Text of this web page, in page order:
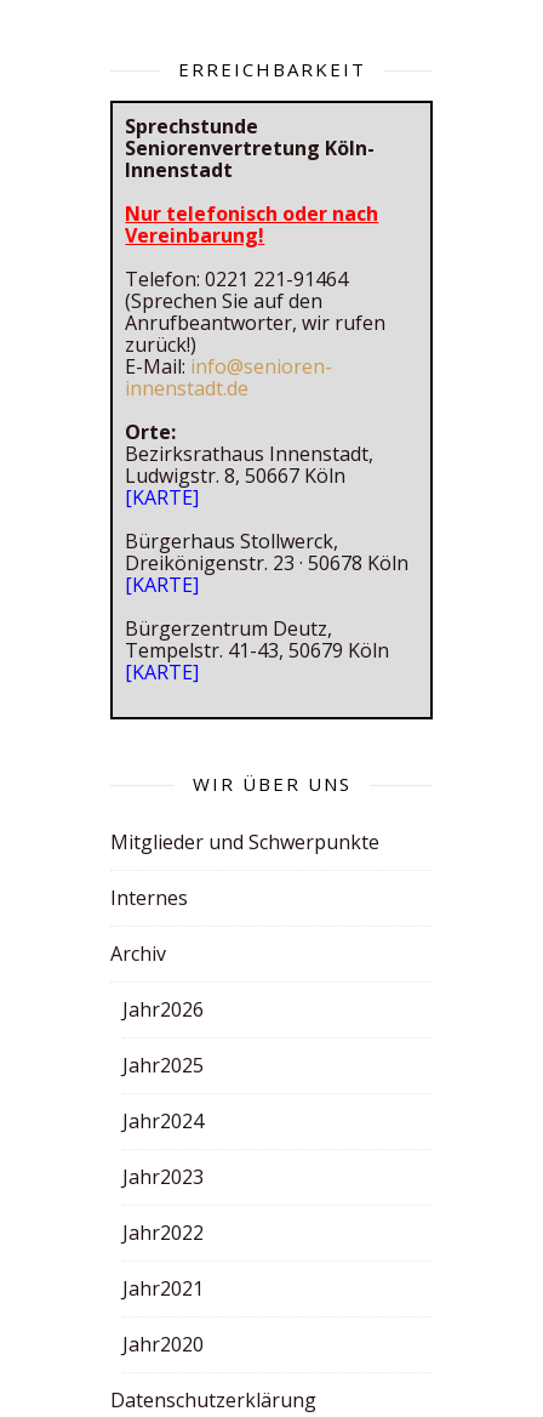
ERREICHBARKEIT
Sprechstunde
Seniorenvertretung Köln-
Innenstadt
Nur telefonisch oder nach
Vereinbarung!
Telefon: 0221 221-91464
(Sprechen Sie auf den
Anrufbeantworter, wir rufen
zurück!)
E-Mail: info@senioren-
innenstadt.de
Orte:
Bezirksrathaus Innenstadt,
Ludwigstr. 8, 50667 Köln
[KARTE]
Bürgerhaus Stollwerck,
Dreikönigenstr. 23 · 50678 Köln
[KARTE]
Bürgerzentrum Deutz,
Tempelstr. 41-43, 50679 Köln
[KARTE]
WIR ÜBER UNS
Mitglieder und Schwerpunkte
Internes
Archiv
Jahr2026
Jahr2025
Jahr2024
Jahr2023
Jahr2022
Jahr2021
Jahr2020
Datenschutzerklärung